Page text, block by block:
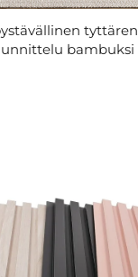
bambuksi